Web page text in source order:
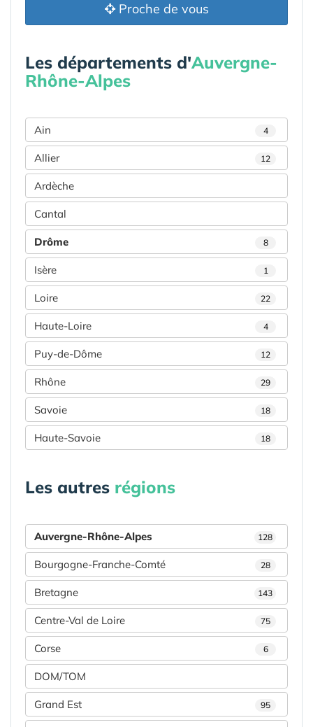
Proche de vous
Les départements d'Auvergne-
Rhône-Alpes
Ain 4
Allier 12
Ardèche
Cantal
Drôme 8
Isère 1
Loire 22
Haute-Loire 4
Puy-de-Dôme 12
Rhône 29
Savoie 18
Haute-Savoie 18
Les autres régions
Auvergne-Rhône-Alpes 128
Bourgogne-Franche-Comté 28
Bretagne 143
Centre-Val de Loire 75
Corse 6
DOM/TOM
Grand Est 95